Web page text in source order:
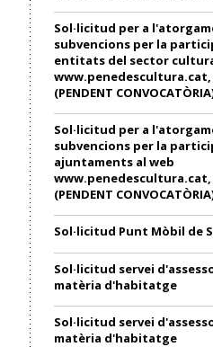
Sol·licitud per a
subvencions per la
entitats del sector
www.penedescultura.cat,
(PENDENT
Sol·licitud per a
subvencions per la
ajuntaments al web
www.penedescultura.cat,
(PENDENT
Sol·licitud Punt Mòbil de
Sol·licitud servei
matèria d'habitatge
Sol·licitud servei
matèria d'habitatge